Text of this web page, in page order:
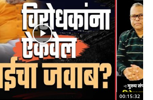
00:15:32